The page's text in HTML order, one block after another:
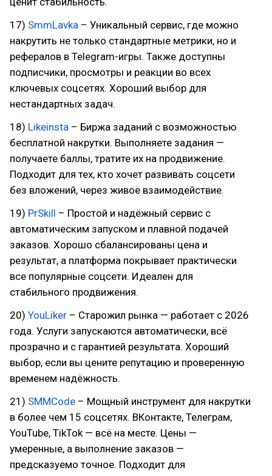
17) SmmLavka – Уникальный сервис, где можно
накрутить не только стандартные метрики, но и
рефералов в Telegram-игры. Также доступны
подписчики, просмотры и реакции во всех
ключевых соцсетях. Хороший выбор для
нестандартных задач.
18) Likeinsta – Биржа заданий с возможностью
бесплатной накрутки. Выполняете задания —
получаете баллы, тратите их на продвижение.
Подходит для тех, кто хочет развивать соцсети
без вложений, через живое взаимодействие.
19) PrSkill – Простой и надёжный сервис с
автоматическим запуском и плавной подачей
заказов. Хорошо сбалансированы цена и
результат, а платформа покрывает практически
все популярные соцсети. Идеален для
стабильного продвижения.
20) YouLiker – Старожил рынка — работает с 2026
года. Услуги запускаются автоматически, всё
прозрачно и с гарантией результата. Хороший
выбор, если вы цените репутацию и проверенную
временем надёжность.
21) SMMCode – Мощный инструмент для накрутки
в более чем 15 соцсетях. ВКонтакте, Телеграм,
YouTube, TikTok — всё на месте. Цены —
умеренные, а выполнение заказов —
предсказуемо точное. Подходит для